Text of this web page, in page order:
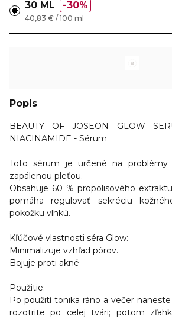
30 ML 30%
40,83 € / 100 ml
Popis
BEAUTY OF JOSEON GLOW
NIACINAMIDE - Sérum
Toto sérum je určené na
zapálenou pleťou.
Obsahuje 60 % propolisového
pomáha regulovať sekréciu
pokožku vlhkú.
Kľúčové vlastnosti séra Glow:
Minimalizuje vzhľad pórov.
Bojuje proti akné
Použitie:
Po použití tonika ráno a večer
rozotrite po celej tvári; potom